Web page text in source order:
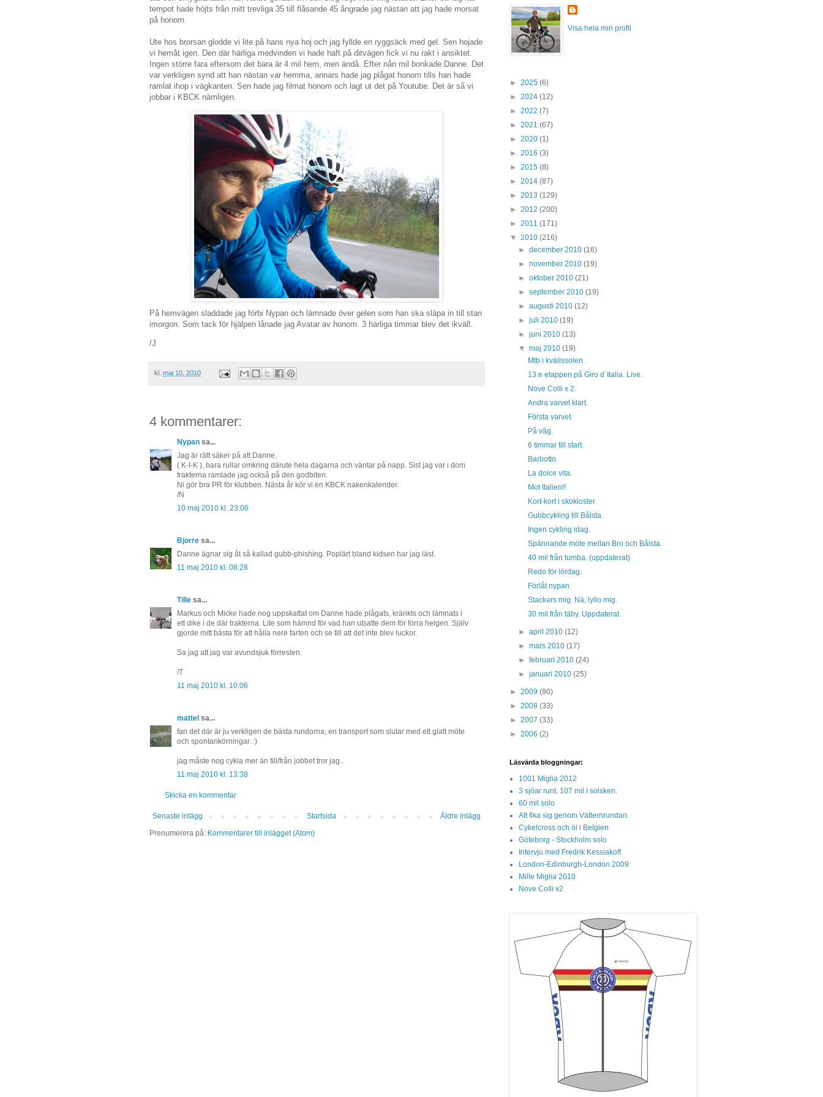
tempot hade höjts från mitt trevliga 35 till flåsande 45 ångrade jag nästan att jag hade morsat
på honom.
Ute hos brorsan glodde vi lite på hans nya hoj och jag fyllde en ryggsäck med gel. Sen hojade
vi hemåt igen. Den där härliga medvinden vi hade haft på ditvägen fick vi nu rakt i ansiktet.
Ingen större fara eftersom det bara är 4 mil hem, men ändå. Efter nån mil bonkade Danne. Det
var verkligen synd att han nästan var hemma, annars hade jag plågat honom tills han hade
ramlat ihop i vägkanten. Sen hade jag filmat honom och lagt ut det på Youtube. Det är så vi
jobbar i KBCK nämligen.
På hemvägen sladdade jag förbi Nypan och lämnade över gelen som han ska släpa in till stan
imorgon. Som tack för hjälpen lånade jag Avatar av honom. 3 härliga timmar blev det ikväll.
/J
kl. maj 10, 2010
4 kommentarer:
Nypan sa...
Jag är rätt säker på att Danne,
( K-I-K ), bara rullar omkring därute hela dagarna och väntar på napp. Sist jag var i dom
trakterna ramlade jag också på den godbiten.
Ni gör bra PR för klubben. Nästa år kör vi en KBCK nakenkalender.
/N
10 maj 2010 kl. 23:06
Bjorre sa...
Danne ägnar sig åt så kallad gubb-phishing. Poplärt bland kidsen har jag läst.
11 maj 2010 kl. 08:28
Tille sa...
Markus och Micke hade nog uppskattat om Danne hade plågats, kränkts och lämnats i
ett dike i de där trakterna. Lite som hämnd för vad han utsatte dem för förra helgen. Själv
gjorde mitt bästa för att hålla nere farten och se till att det inte blev luckor.
Sa jag att jag var avundsjuk förresten.
/T
11 maj 2010 kl. 10:06
mattel sa...
fan det där är ju verkligen de bästa rundorna, en transport som slutar med ett glatt möte
och spontankörningar. :)
jag måste nog cykla mer än till/från jobbet tror jag..
11 maj 2010 kl. 13:38
Skicka en kommentar
Senaste inlägg Äldre inlägg
Startsida
Prenumerera på: Kommentarer till inlägget (Atom)
Visa hela min profil
► 2025 (6)
► 2024 (12)
► 2022 (7)
► 2021 (67)
► 2020 (1)
► 2016 (3)
► 2015 (8)
► 2014 (87)
► 2013 (129)
► 2012 (200)
► 2011 (171)
▼ 2010 (216)
►december 2010(16)
►november 2010(19)
►oktober 2010(21)
►september 2010(19)
►augusti 2010(12)
►juli 2010(19)
►juni 2010(13)
▼maj 2010(19)
Mtb i kvällssolen.
13:e etappen på Giro d´Italia. Live.
Nove Colli x 2.
Andra varvet klart.
Första varvet.
På väg.
6 timmar till start.
Barbotto.
La dolce vita.
Mot Italien!!
Kort-kort i skokloster
Gubbcykling till Bålsta.
Ingen cykling idag.
Spännande möte mellan Bro och Bålsta.
40 mil från tumba. (uppdaterat)
Redo för lördag.
Förlåt nypan.
Stackars mig. Nä, lyllo mig.
30 mil från täby. Uppdaterat.
►april 2010(12)
►mars 2010(17)
►februari 2010(24)
►januari 2010(25)
► 2009 (90)
► 2008 (33)
► 2007 (33)
► 2006 (2)
Läsvärda bloggningar:
1001 Miglia 2012
3 sjöar runt. 107 mil i solsken.
60 mil solo
Att fika sig genom Vätternrundan.
Cykelcross och öl i Belgien
Göteborg - Stockholm solo
Intervju med Fredrik Kessiakoff
London-Edinburgh-London 2009
Mille Miglia 2010
Nove Colli x2